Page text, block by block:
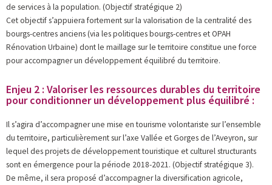
de services à la population. (Objectif stratégique 2)
Cet objectif s’appuiera fortement sur la valorisation de la centralité des
bourgs-centres anciens (via les politiques bourgs-centres et OPAH
Rénovation Urbaine) dont le maillage sur le territoire constitue une force
pour accompagner un développement équilibré du territoire.
Enjeu 2 : Valoriser les ressources durables du territoire
pour conditionner un développement plus équilibré :
Il s’agira d’accompagner une mise en tourisme volontariste sur l’ensemble
du territoire, particulièrement sur l’axe Vallée et Gorges de l’Aveyron, sur
lequel des projets de développement touristique et culturel structurants
sont en émergence pour la période 2018-2021. (Objectif stratégique 3).
De même, il sera proposé d’accompagner la diversification agricole,